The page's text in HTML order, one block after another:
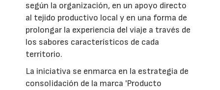
según la organización, en un apoyo directo
al tejido productivo local y en una forma de
prolongar la experiencia del viaje a través de
los sabores característicos de cada
territorio.
La iniciativa se enmarca en la estrategia de
consolidación de la marca 'Producto